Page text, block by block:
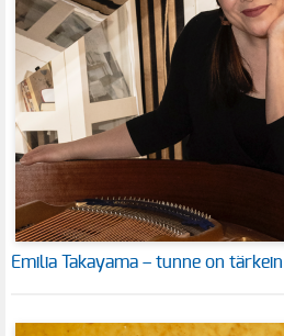
Emilia Takayama – tunne on tärkein